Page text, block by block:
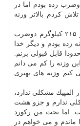
كردم بالاتر وزنه
او افزود: من در جام فجر ۱۷۳ یك ضرب و ۲۱۵ كیلوگرم دوضرب
زده بودم و دیگر خدا
قابل قبولی بزنم.
وزنه را كم می دانم
كنم وزنه های بهتری
المپیك مشكلی ندارد،
ندارم و جزو هشت
اما بحث من ركورد
و می خواهم در